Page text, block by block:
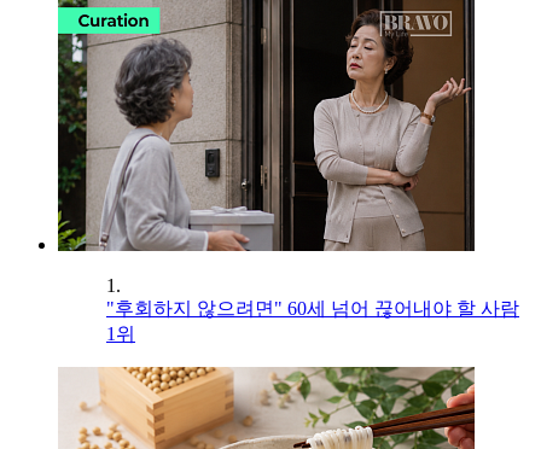
1.
"후회하지 않으려면" 60세 넘어 끊어내야 할 사람
1위